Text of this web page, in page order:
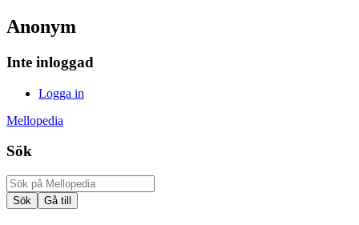
Anonym
Inte inloggad
Logga in
Mellopedia
Sök